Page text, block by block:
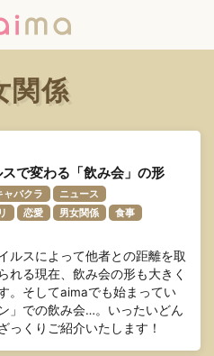
関係
で変わる「飲み会」の形
ャバクラ
ニュース
恋愛 男女関係
食事
ルスによって他者との距離を取
れる現在、飲み会の形も大きく
。そしてaimaでも始まってい
」での飲み会…。いったいどん
っくりご紹介いたします！